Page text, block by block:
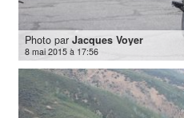
Photo par Jacques Voyer
8 mai 2015 à 17:56